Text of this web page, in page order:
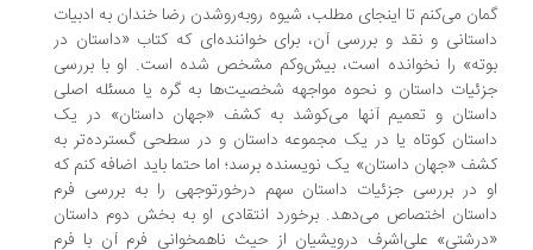
می‌کنم تا اینجای مطلب، شیوه روبه‌رو‌شدن رضا خندان به ادبیات
و نقد و بررسی آن، برای خواننده‌ای که کتاب «داستان در
را نخوانده است، بیش‌و‌کم مشخص شده است. او با بررسی
داستان و نحوه مواجهه شخصیت‌ها به گره یا مسئله اصلی
و تعمیم آنها می‌کوشد به کشف «جهان داستان» در یک
کوتاه یا در یک مجموعه داستان و در سطحی گسترده‌تر به
«جهان داستان» یک نویسنده برسد؛ اما حتما باید اضافه کنم که
در بررسی جزئیات داستان سهم درخور‌توجهی را به بررسی فرم
اختصاص می‌دهد. برخورد انتقادی او به بخش دوم داستان
علی‌اشرف درویشیان از حیث ناهمخوانی فرمِ آن با فرم